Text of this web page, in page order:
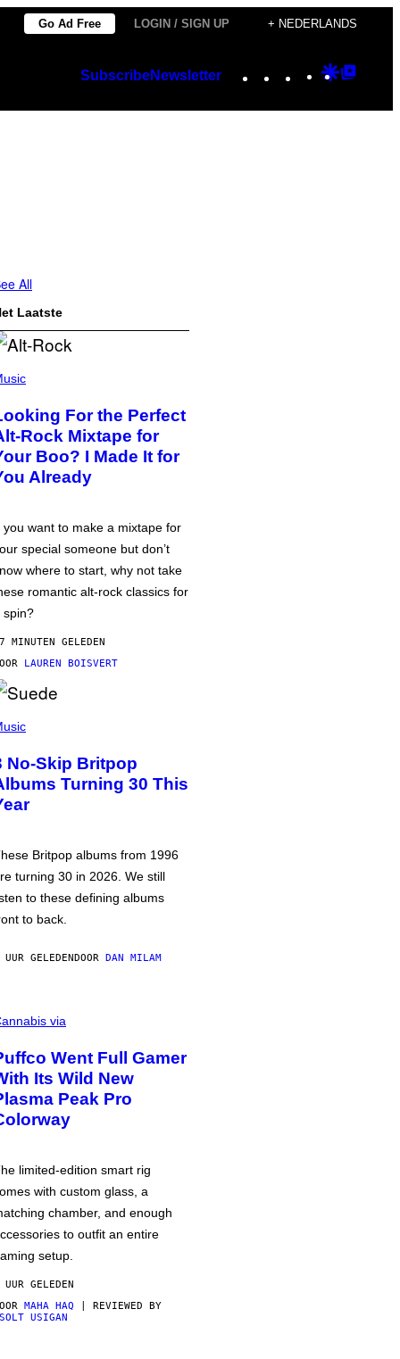
Go Ad Free LOGIN / SIGN UP + NEDERLANDS
SubscribeNewsletter Instagram
TikTok
YouTube
Google
All
Laatste
For the Perfect
Rock Mixtape for
Boo? I Made It for
Already
you want to make a mixtape for
special someone but don’t
where to start, why not take
romantic alt-rock classics for
spin?
MINUTEN GELEDEN
LAUREN BOISVERT
No-Skip Britpop
Turning 30 This
Britpop albums from 1996
turning 30 in 2026. We still
to these defining albums
to back.
UUR GELEDENDOOR DAN MILAM
via
Went Full Gamer
Its Wild New
Peak Pro
limited-edition smart rig
with custom glass, a
chamber, and enough
to outfit an entire
setup.
GELEDEN
MAHA HAQ | REVIEWED BY
USIGAN